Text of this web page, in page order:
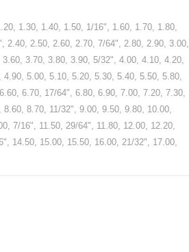
1.30, 1.40, 1.50, 1/16", 1.60, 1.70, 1.80,
2.40, 2.50, 2.60, 2.70, 7/64", 2.80, 2.90, 3.00,
3.70, 3.80, 3.90, 5/32", 4.00, 4.10, 4.20,
5.00, 5.10, 5.20, 5.30, 5.40, 5.50, 5.80,
6.70, 17/64", 6.80, 6.90, 7.00, 7.20, 7.30,
8.70, 11/32", 9.00, 9.50, 9.80, 10.00,
7/16", 11.50, 29/64", 11.80, 12.00, 12.20,
14.50, 15.00, 15.50, 16.00, 21/32", 17.00,